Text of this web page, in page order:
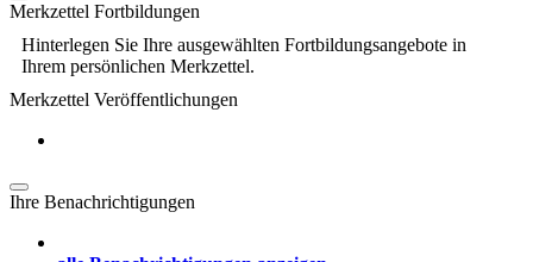
Merkzettel Fortbildungen
Hinterlegen Sie Ihre ausgewählten Fortbildungsangebote in
Ihrem persönlichen Merkzettel.
Merkzettel Veröffentlichungen
Ihre Benachrichtigungen